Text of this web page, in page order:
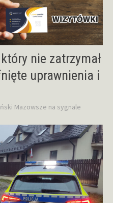
nie zatrzymał
uprawnienia i
Mazowsze na sygnale